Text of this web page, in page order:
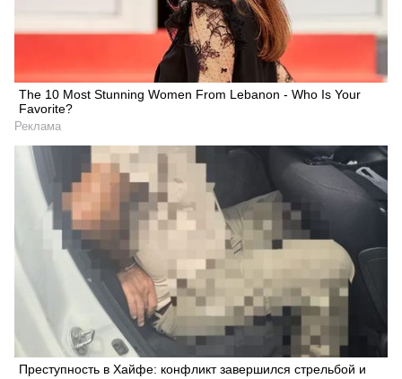
The 10 Most Stunning Women From Lebanon - Who Is Your
Favorite?
Реклама
Преступность в Хайфе: конфликт завершился стрельбой и